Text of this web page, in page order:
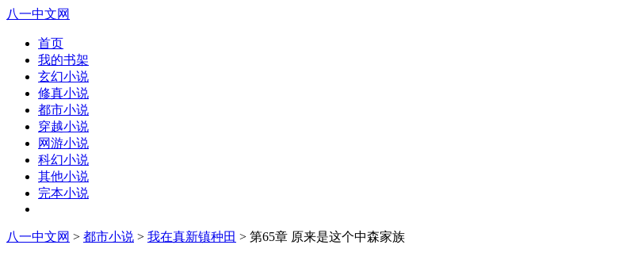
八一中文网
首页
我的书架
玄幻小说
修真小说
都市小说
穿越小说
网游小说
科幻小说
其他小说
完本小说
八一中文网 > 都市小说 > 我在真新镇种田 > 第65章 原来是这个中森家族